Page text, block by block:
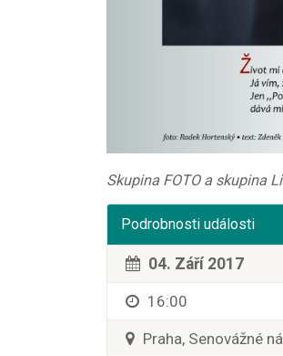
Skupina FOTO a skupina
Podrobnosti události
04. Září 2017
16:00
Praha, Senovážné